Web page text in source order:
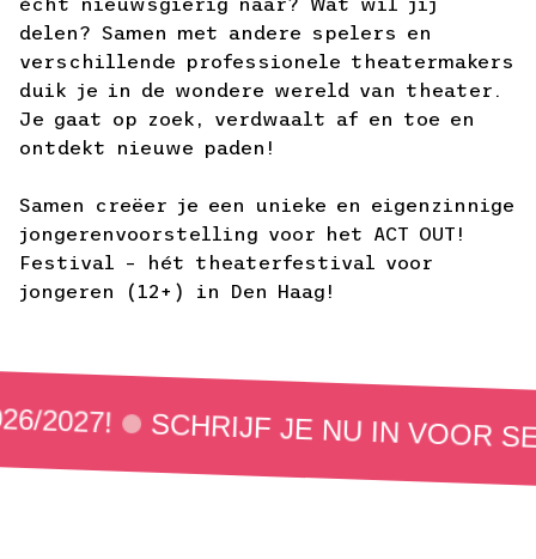
delen? Samen met andere spelers en
verschillende professionele theatermakers
duik je in de wondere wereld van theater.
Je gaat op zoek, verdwaalt af en toe en
ontdekt nieuwe paden!
Samen creëer je een unieke en eigenzinnige
jongerenvoorstelling voor het ACT OUT!
Festival – hét theaterfestival voor
jongeren (12+) in Den Haag!
SCHRIJF JE NU IN VOOR